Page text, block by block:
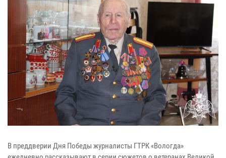
В преддверии Дня Победы журналисты ГТРК «Вологда»